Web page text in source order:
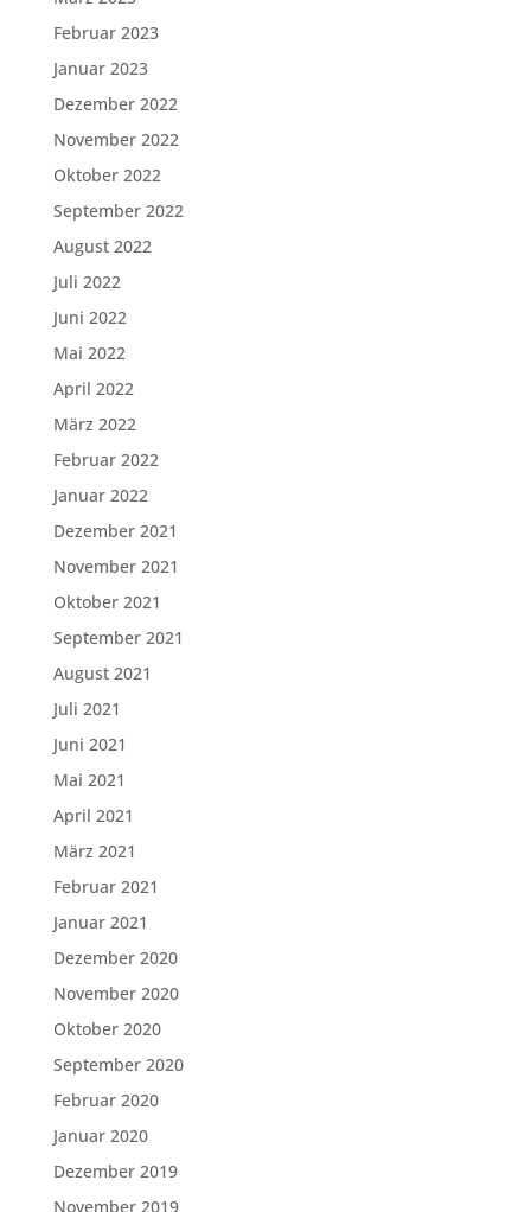
Februar 2023
Januar 2023
Dezember 2022
November 2022
Oktober 2022
September 2022
August 2022
Juli 2022
Juni 2022
Mai 2022
April 2022
März 2022
Februar 2022
Januar 2022
Dezember 2021
November 2021
Oktober 2021
September 2021
August 2021
Juli 2021
Juni 2021
Mai 2021
April 2021
März 2021
Februar 2021
Januar 2021
Dezember 2020
November 2020
Oktober 2020
September 2020
Februar 2020
Januar 2020
Dezember 2019
November 2019